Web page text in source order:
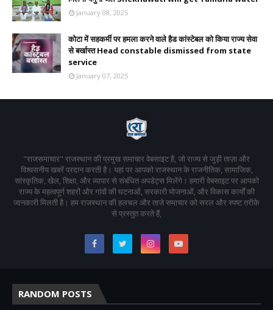
January 08, 2025
कोटा में सहकर्मी पर हमला करने वाले हैड कांस्टेबल को किया राज्य सेवा
से बर्खास्त Head constable dismissed from state
service
January 07, 2025
"राजसमाचार" राजस्थान की प्रमुख समाचार वेबसाइट है, जो राज्य से जुड़ी ताज़ा और
विश्वसनीय खबरें प्रदान करती है। यहां पर आपको राजस्थान के राजनीतिक, सामाजिक,
सांस्कृतिक, खेल, शिक्षा, और व्यापार से संबंधित अपडेट्स मिलेंगे। हमारी वेबसाइट पर आपको
राज्य के महत्वपूर्ण शहरों और गांवों की घटनाओं, सरकारी योजनाओं, और विकास कार्यों की
जानकारी मिलती है। हम राजस्थान की हलचल और ताजे समाचार को सरल और स्पष्ट तरीके
से प्रस्तुत करते हैं,
RANDOM POSTS